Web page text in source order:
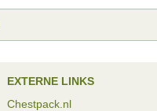
EXTERNE LINKS
Chestpack.nl